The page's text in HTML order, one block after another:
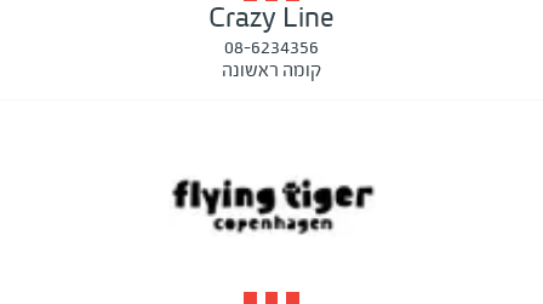
Crazy Line
08-6234356
קומה ראשונה